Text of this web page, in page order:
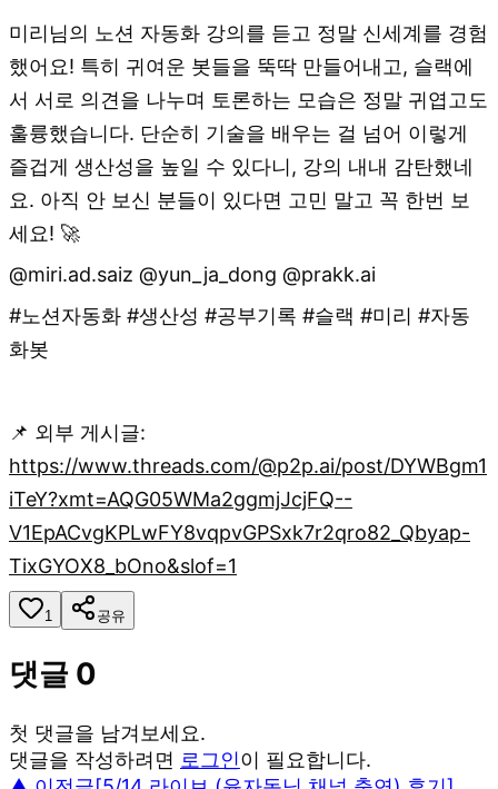
미리님의 노션 자동화 강의를 듣고 정말 신세계를 경험
했어요! 특히 귀여운 봇들을 뚝딱 만들어내고, 슬랙에
서 서로 의견을 나누며 토론하는 모습은 정말 귀엽고도
훌륭했습니다. 단순히 기술을 배우는 걸 넘어 이렇게
즐겁게 생산성을 높일 수 있다니, 강의 내내 감탄했네
요. 아직 안 보신 분들이 있다면 고민 말고 꼭 한번 보
세요! 🚀
​@miri.ad.saiz @yun_ja_dong @prakk.ai
#노션자동화 #생산성 #공부기록 #슬랙 #미리 #자동
화봇
📌 외부 게시글:
https://www.threads.com/@p2p.ai/post/DYWBgm1
iTeY?xmt=AQG05WMa2ggmjJcjFQ--
V1EpACvgKPLwFY8vqpvGPSxk7r2qro82_Qbyap-
TixGYOX8_bOno&slof=1
1 공유
댓글 0
첫 댓글을 남겨보세요.
댓글을 작성하려면 로그인이 필요합니다.